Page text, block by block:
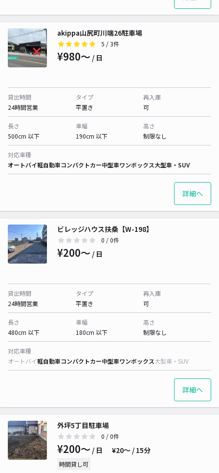
akippa山尻町川端26駐車場
5 / 3件
¥980〜 / 日
貸出時間
24時間営業
タイプ
平置き
再入庫
可
長さ
500cm 以下
車幅
190cm 以下
高さ
制限なし
対応車種
オートバイ軽自動車コンパクトカー中型車ワンボックス大型車・SUV
詳細へ
ビレッジハウス扶桑【W-198】
0 / 0件
¥200〜 / 日
貸出時間
24時間営業
タイプ
平置き
再入庫
可
長さ
480cm 以下
車幅
180cm 以下
高さ
制限なし
対応車種
オートバイ軽自動車コンパクトカー中型車ワンボックス大型車・SUV
詳細へ
外坪5丁目駐車場
0 / 0件
¥200〜 / 日 ¥20〜 / 15分
時間貸し可